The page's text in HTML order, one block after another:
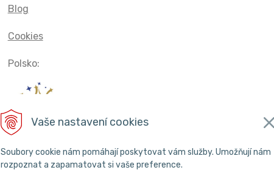
Vaše nastavení cookies
Soubory cookie nám pomáhají poskytovat vám služby. Umožňují nám
rozpoznat a zapamatovat si vaše preference.
Blog
Cookies
Polsko: